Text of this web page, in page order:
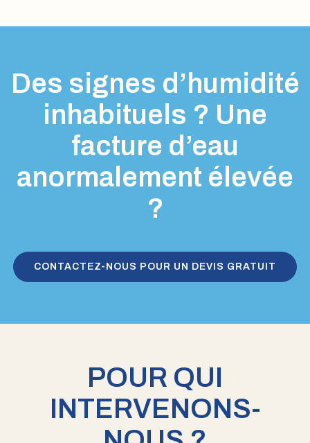
Des signes d’humidité
inhabituels ? Une
facture d’eau
anormalement élevée
?
CONTACTEZ-NOUS POUR UN DEVIS GRATUIT
POUR QUI
INTERVENONS-